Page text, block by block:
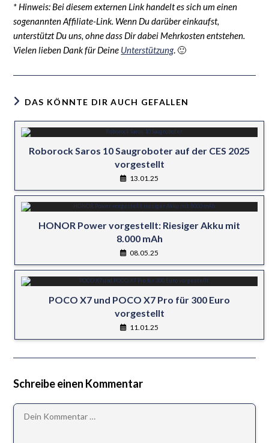
* Hinweis: Bei diesem externen Link handelt es sich um einen
sogenannten Affiliate-Link. Wenn Du darüber einkaufst,
unterstützt Du uns, ohne dass Dir dabei Mehrkosten entstehen.
Vielen lieben Dank für Deine Unterstützung. 🙂
DAS KÖNNTE DIR AUCH GEFALLEN
Roborock Saros 10 Saugroboter auf der CES 2025
vorgestellt
13.01.25
HONOR Power vorgestellt: Riesiger Akku mit
8.000 mAh
08.05.25
POCO X7 und POCO X7 Pro für 300 Euro
vorgestellt
11.01.25
Schreibe einen Kommentar